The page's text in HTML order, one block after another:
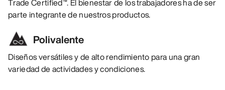
Trade Certified™. El bienestar de los trabajadores ha de ser
parte integrante de nuestros productos.
Polivalente
Diseños versátiles y de alto rendimiento para una gran
variedad de actividades y condiciones.